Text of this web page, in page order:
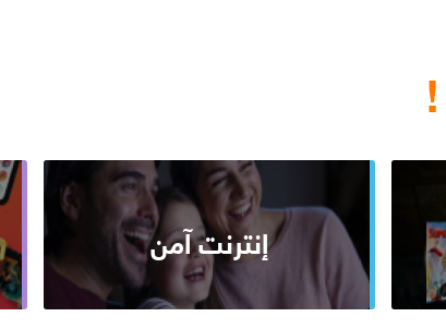
إنترنت آمن